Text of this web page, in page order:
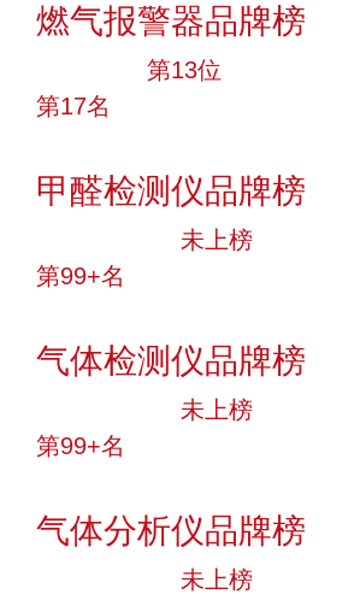
燃气报警器品牌榜
第13位
第17名
甲醛检测仪品牌榜
未上榜
第99+名
气体检测仪品牌榜
未上榜
第99+名
气体分析仪品牌榜
未上榜